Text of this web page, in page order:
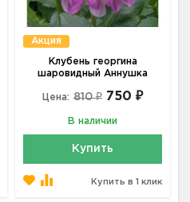
Акция
Клубень георгина
шаровидный Аннушка
Цена: 810 ₽ 750 ₽
В наличии
Купить
Купить в 1 клик